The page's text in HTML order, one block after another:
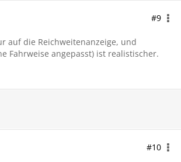
#9
auf die Reichweitenanzeige, und
Fahrweise angepasst) ist realistischer.
#10